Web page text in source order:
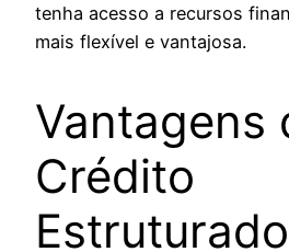
tenha acesso a recursos
mais flexível e vantajosa.
Vantagens
Crédito
Estruturado